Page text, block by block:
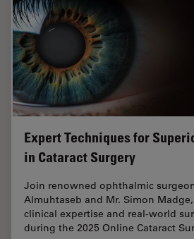
Expert Techniques for
in Cataract Surgery
Join renowned ophthalmic
Almuhtaseb and Mr. Simon
clinical expertise and real-world
during the 2025 Online Cataract